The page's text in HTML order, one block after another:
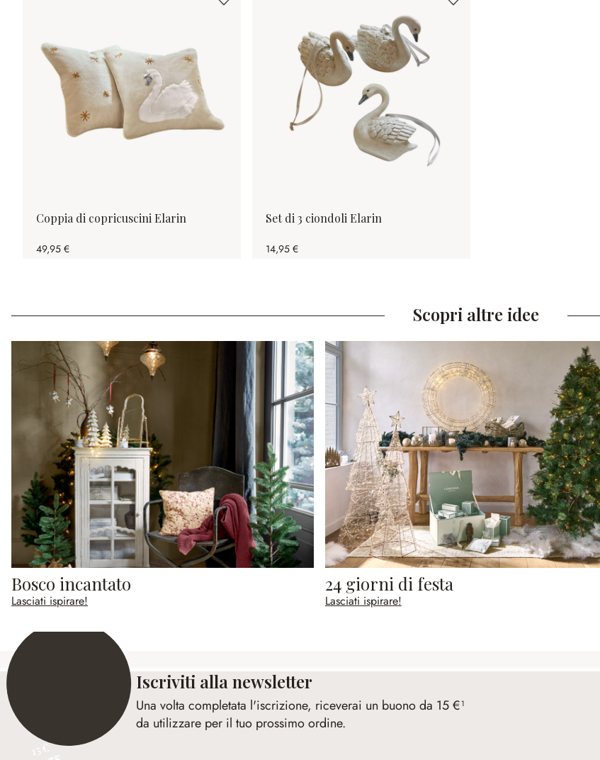
Coppia di copricuscini Elarin
49,95 €
Set di 3 ciondoli Elarin
14,95 €
Scopri altre idee
Bosco incantato
Lasciati ispirare!
24 giorni di festa
Lasciati ispirare!
15 €
Iscriviti alla newsletter
Una volta completata l'iscrizione, riceverai un buono da 15 €¹
da utilizzare per il tuo prossimo ordine.